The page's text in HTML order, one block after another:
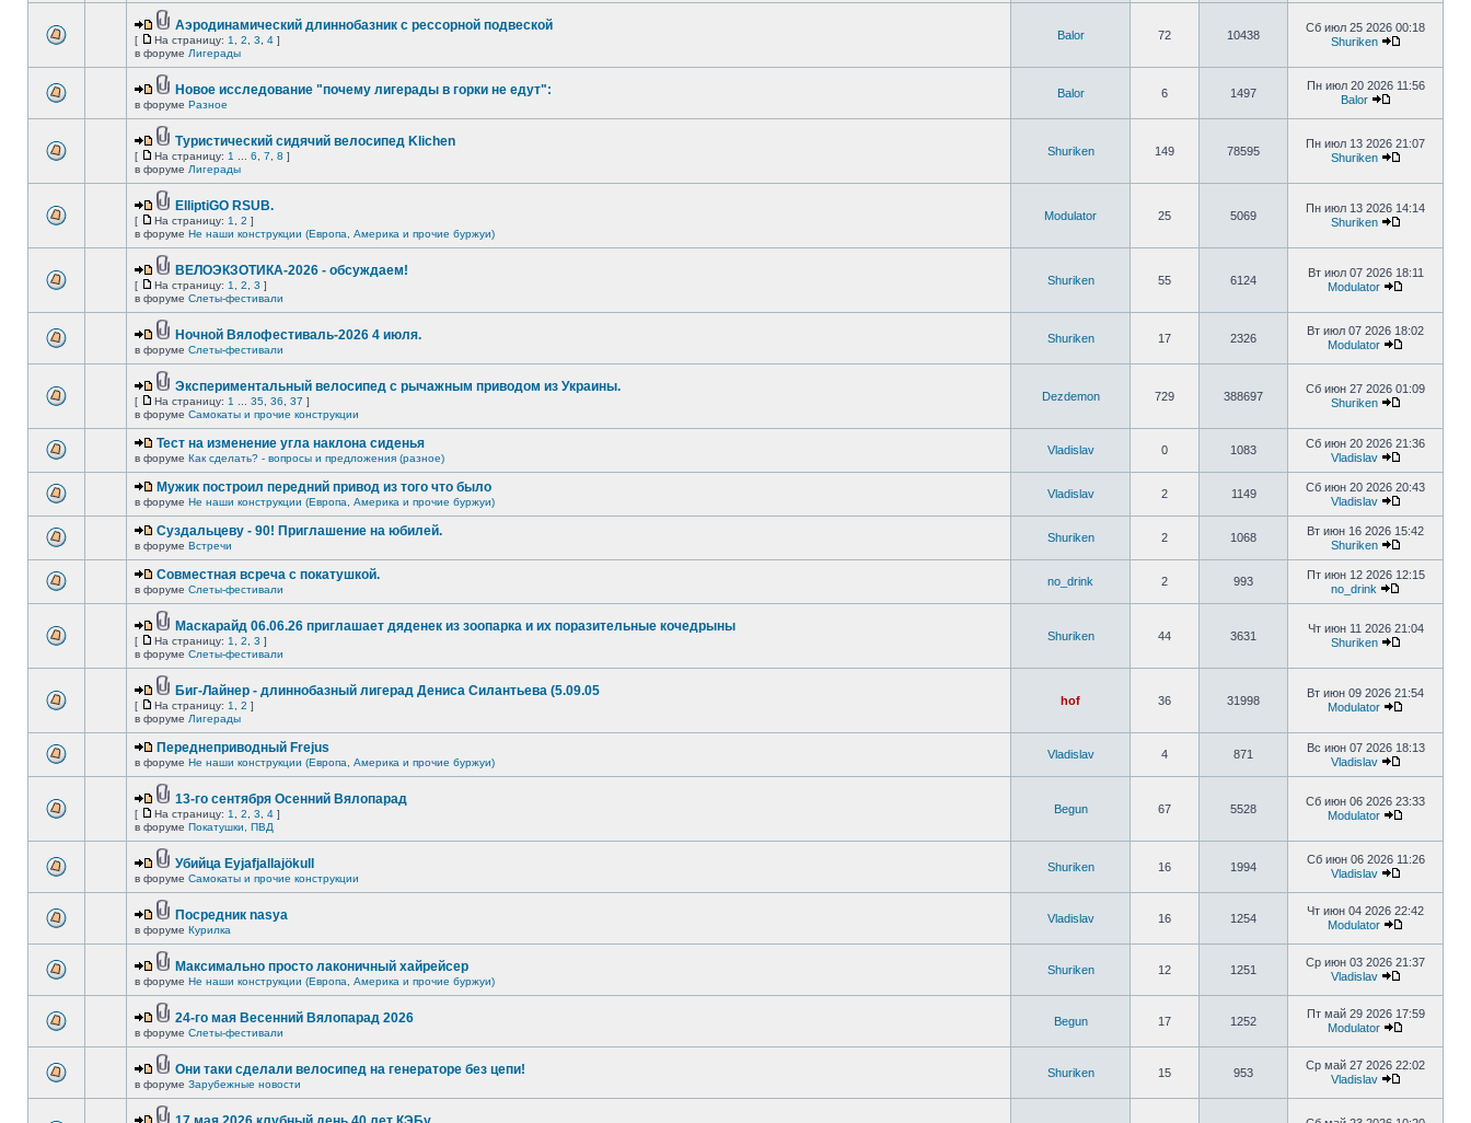
Аэродинамический длиннобазник с рессорной подвеской
[ На страницу: 1 2 3 4 ]
в форуме Лигерады
Balor 72 10438
Сб июл 25 2026 00:18
Shuriken
Новое исследование "почему лигерады в горки не едут":
в форуме Разное
Balor 6 1497
Пн июл 20 2026 11:56
Balor
Туристический сидячий велосипед Klichen
[ На страницу: 1 6 7 8 ]
в форуме Лигерады
Shuriken 149 78595
Пн июл 13 2026 21:07
Shuriken
ElliptiGO RSUB.
[ На страницу: 1 2 ]
в форуме Не наши конструкции (Европа, Америка и прочие буржуи)
Modulator 25 5069
Пн июл 13 2026 14:14
Shuriken
ВЕЛОЭКЗОТИКА-2026 - обсуждаем!
[ На страницу: 1 2 3 ]
в форуме Слеты-фестивали
Shuriken 55 6124
Вт июл 07 2026 18:11
Modulator
Ночной Вялофестиваль-2026 4 июля.
в форуме Слеты-фестивали
Shuriken 17 2326
Вт июл 07 2026 18:02
Modulator
Экспериментальный велосипед с рычажным приводом из Украины.
[ На страницу: 1 35 36 37 ]
в форуме Самокаты и прочие конструкции
Dezdemon 729 388697
Сб июн 27 2026 01:09
Shuriken
Тест на изменение угла наклона сиденья
в форуме Как сделать? - вопросы и предложения (разное)
Vladislav 0 1083
Сб июн 20 2026 21:36
Vladislav
Мужик построил передний привод из того что было
в форуме Не наши конструкции (Европа, Америка и прочие буржуи)
Vladislav 2 1149
Сб июн 20 2026 20:43
Vladislav
Суздальцеву - 90! Приглашение на юбилей.
в форуме Встречи
Shuriken 2 1068
Вт июн 16 2026 15:42
Shuriken
Совместная всреча с покатушкой.
в форуме Слеты-фестивали
no_drink 2 993
Пт июн 12 2026 12:15
no_drink
Маскарайд 06.06.26 приглашает дяденек из зоопарка и их поразительные кочедрыны
[ На страницу: 1 2 3 ]
в форуме Слеты-фестивали
Shuriken 44 3631
Чт июн 11 2026 21:04
Shuriken
Биг-Лайнер - длиннобазный лигерад Дениса Силантьева (5.09.05
[ На страницу: 1 2 ]
в форуме Лигерады
hof 36 31998
Вт июн 09 2026 21:54
Modulator
Переднеприводный Frejus
в форуме Не наши конструкции (Европа, Америка и прочие буржуи)
Vladislav 4 871
Вс июн 07 2026 18:13
Vladislav
13-го сентября Осенний Вялопарад
[ На страницу: 1 2 3 4 ]
в форуме Покатушки, ПВД
Begun 67 5528
Сб июн 06 2026 23:33
Modulator
Убийца Eyjafjallajökull
в форуме Самокаты и прочие конструкции
Shuriken 16 1994
Сб июн 06 2026 11:26
Vladislav
Посредник nasya
в форуме Курилка
Vladislav 16 1254
Чт июн 04 2026 22:42
Modulator
Максимально просто лаконичный хайрейсер
в форуме Не наши конструкции (Европа, Америка и прочие буржуи)
Shuriken 12 1251
Ср июн 03 2026 21:37
Vladislav
24-го мая Весенний Вялопарад 2026
в форуме Слеты-фестивали
Begun 17 1252
Пт май 29 2026 17:59
Modulator
Они таки сделали велосипед на генераторе без цепи!
в форуме Зарубежные новости
Shuriken 15 953
Ср май 27 2026 22:02
Vladislav